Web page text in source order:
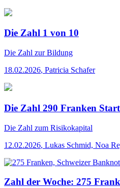
Die Zahl 1 von 10
Die Zahl zur Bildung
18.02.2026, Patricia Schafer
Die Zahl 290 Franken
Die Zahl zum Risikokapital
12.02.2026, Lukas Schmid, Noa
Zahl der Woche: 275